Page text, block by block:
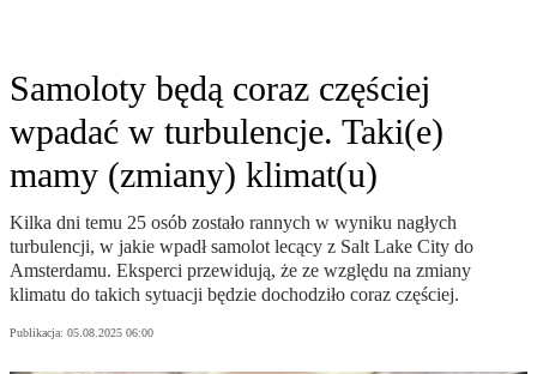
Samoloty będą coraz częściej
wpadać w turbulencje. Taki(e)
mamy (zmiany) klimat(u)
Kilka dni temu 25 osób zostało rannych w wyniku nagłych
turbulencji, w jakie wpadł samolot lecący z Salt Lake City do
Amsterdamu. Eksperci przewidują, że ze względu na zmiany
klimatu do takich sytuacji będzie dochodziło coraz częściej.
Publikacja: 05.08.2025 06:00